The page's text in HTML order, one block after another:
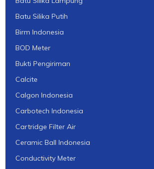
Batu Silika Putih
Birm Indonesia
BOD Meter
Bukti Pengiriman
Calcite
Calgon Indonesia
Carbotech Indonesia
Cartridge Filter Air
Ceramic Ball Indonesia
Conductivity Meter